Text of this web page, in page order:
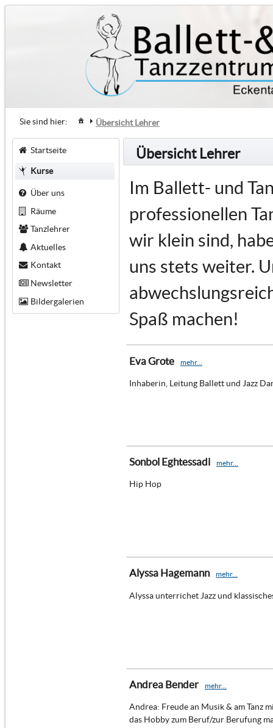
Sie sind hier: Übersicht Lehrer
Startseite
Kurse
Über uns
Räume
Tanzlehrer
Aktuelles
Kontakt
Newsletter
Bildergalerien
Übersicht Lehrer
Im Ballett- und
professionellen
wir klein sind,
uns stets weiter.
Spaß machen!
Eva Grote mehr...
Inhaberin, Leitung Ballett und Jazz
Sonbol Eghtessadi mehr...
Hip Hop
Alyssa Hagemann mehr...
Alyssa unterrichet Jazz und
Andrea Bender mehr...
Andrea: Freude an Musik & am Tanz
das Hobby zum Beruf/zur Berufung